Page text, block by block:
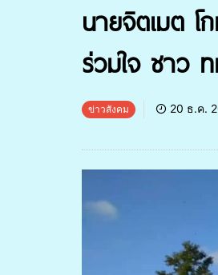
นายจิตเมต โ
ร่วมใจ ชาว
ข่าวสังคม 20 ธ.ค.